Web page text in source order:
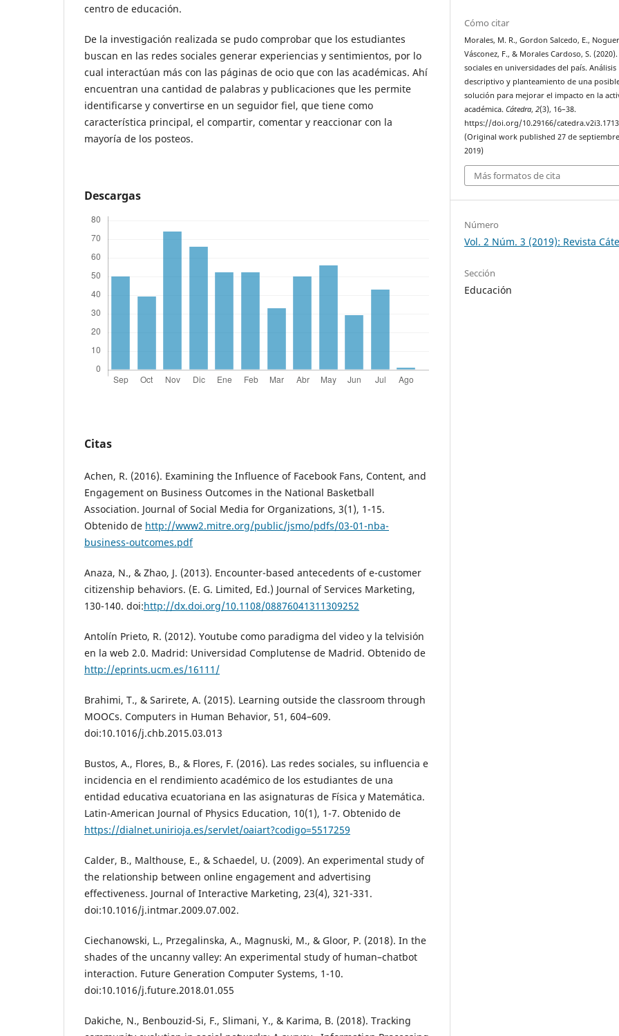
centro de educación.
De la investigación realizada se pudo comprobar que los estudiantes
buscan en las redes sociales generar experiencias y sentimientos, por lo
cual interactúan más con las páginas de ocio que con las académicas. Ahí
encuentran una cantidad de palabras y publicaciones que les permite
identificarse y convertirse en un seguidor fiel, que tiene como
característica principal, el compartir, comentar y reaccionar con la
mayoría de los posteos.
Descargas
Citas
Achen, R. (2016). Examining the Influence of Facebook Fans, Content, and
Engagement on Business Outcomes in the National Basketball
Association. Journal of Social Media for Organizations, 3(1), 1-15.
Obtenido de http://www2.mitre.org/public/jsmo/pdfs/03-01-nba-
business-outcomes.pdf
Anaza, N., & Zhao, J. (2013). Encounter-based antecedents of e-customer
citizenship behaviors. (E. G. Limited, Ed.) Journal of Services Marketing,
130-140. doi:http://dx.doi.org/10.1108/08876041311309252
Antolín Prieto, R. (2012). Youtube como paradigma del video y la telvisión
en la web 2.0. Madrid: Universidad Complutense de Madrid. Obtenido de
http://eprints.ucm.es/16111/
Brahimi, T., & Sarirete, A. (2015). Learning outside the classroom through
MOOCs. Computers in Human Behavior, 51, 604–609.
doi:10.1016/j.chb.2015.03.013
Bustos, A., Flores, B., & Flores, F. (2016). Las redes sociales, su influencia e
incidencia en el rendimiento académico de los estudiantes de una
entidad educativa ecuatoriana en las asignaturas de Física y Matemática.
Latin-American Journal of Physics Education, 10(1), 1-7. Obtenido de
https://dialnet.unirioja.es/servlet/oaiart?codigo=5517259
Calder, B., Malthouse, E., & Schaedel, U. (2009). An experimental study of
the relationship between online engagement and advertising
effectiveness. Journal of Interactive Marketing, 23(4), 321-331.
doi:10.1016/j.intmar.2009.07.002.
Ciechanowski, L., Przegalinska, A., Magnuski, M., & Gloor, P. (2018). In the
shades of the uncanny valley: An experimental study of human–chatbot
interaction. Future Generation Computer Systems, 1-10.
doi:10.1016/j.future.2018.01.055
Dakiche, N., Benbouzid-Si, F., Slimani, Y., & Karima, B. (2018). Tracking
Cómo citar
Morales, M. R., Gordon Salcedo, E.,
Vásconez, F., & Morales Cardoso, S. (2020).
sociales en universidades del país. Análisis
descriptivo y planteamiento de una
solución para mejorar el impacto en la
académica.Cátedra,2(3), 16–38.
https://doi.org/10.29166/catedra.v2i3.1713
(Original work published 27 de
2019)
Más formatos de cita
Número
Vol. 2 Núm. 3 (2019): Revista
Sección
Educación